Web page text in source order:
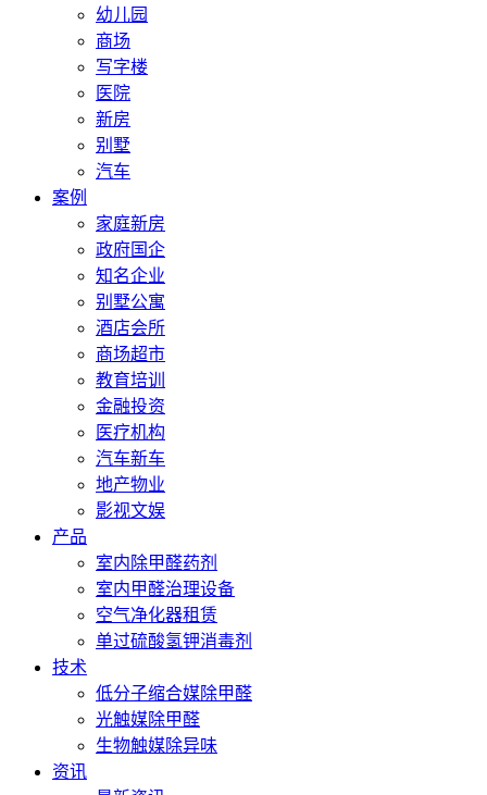
幼儿园
商场
写字楼
医院
新房
别墅
汽车
案例
家庭新房
政府国企
知名企业
别墅公寓
酒店会所
商场超市
教育培训
金融投资
医疗机构
汽车新车
地产物业
影视文娱
产品
室内除甲醛药剂
室内甲醛治理设备
空气净化器租赁
单过硫酸氢钾消毒剂
技术
低分子缩合媒除甲醛
光触媒除甲醛
生物触媒除异味
资讯